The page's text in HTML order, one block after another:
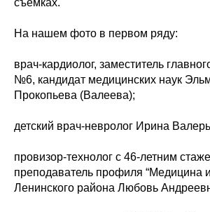
съемках.
На нашем фото в первом ряду:
врач-кардиолог, заместитель
№6, кандидат медицинских наук
Прокопьева (Валеева);
детский врач-невролог Ирина
провизор-технолог с 46-летним
преподаватель профиля “Медицина
Ленинского района Любовь